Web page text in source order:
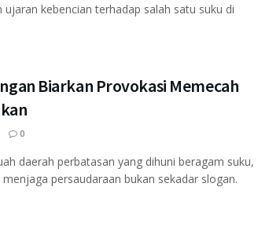
ujaran kebencian terhadap salah satu suku di
Biarkan Provokasi Memecah
0
daerah perbatasan yang dihuni beragam suku,
persaudaraan bukan sekadar slogan.